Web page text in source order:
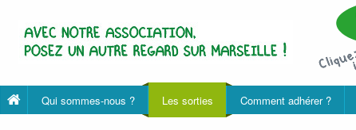
Qui sommes-nous ? Les sorties Comment adhérer ?